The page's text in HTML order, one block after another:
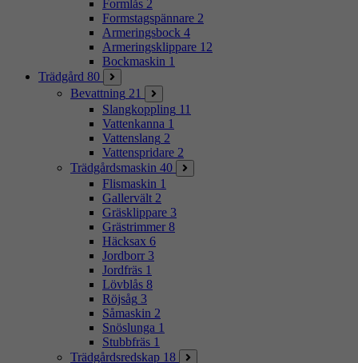
Formlås 2
Formstagspännare 2
Armeringsbock 4
Armeringsklippare 12
Bockmaskin 1
Trädgård 80
Bevattning 21
Slangkoppling 11
Vattenkanna 1
Vattenslang 2
Vattenspridare 2
Trädgårdsmaskin 40
Flismaskin 1
Gallervält 2
Gräsklippare 3
Grästrimmer 8
Häcksax 6
Jordborr 3
Jordfräs 1
Lövblås 8
Röjsåg 3
Såmaskin 2
Snöslunga 1
Stubbfräs 1
Trädgårdsredskap 18